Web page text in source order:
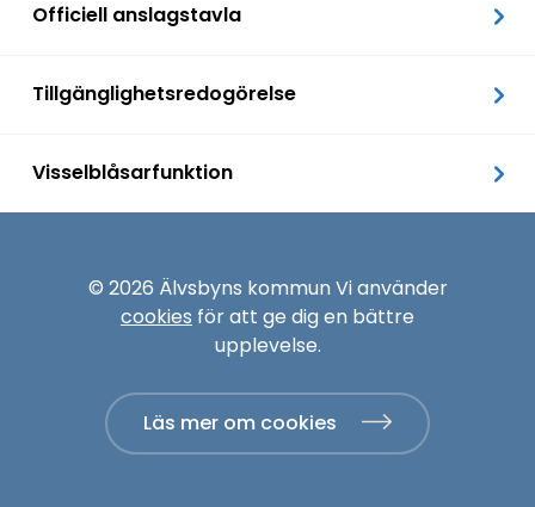
Officiell anslagstavla
Tillgänglighetsredogörelse
Visselblåsarfunktion
© 2026 Älvsbyns kommun Vi använder
cookies för att ge dig en bättre
upplevelse.
Läs mer om cookies